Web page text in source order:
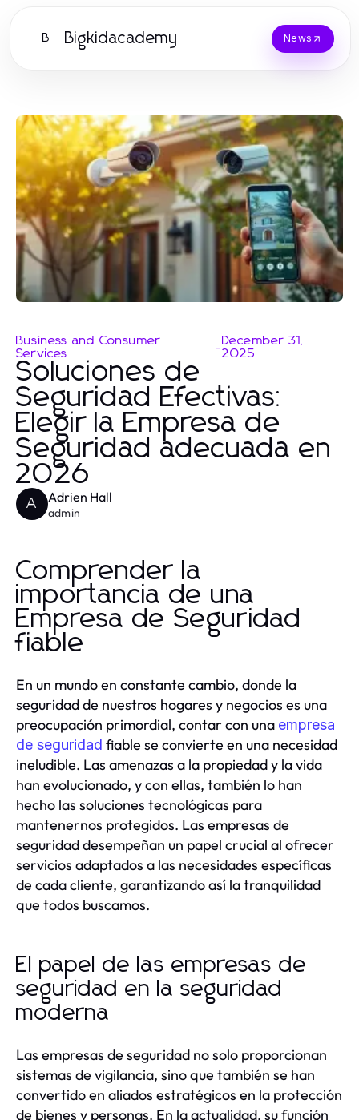
B Bigkidacademy News
Business and Consumer
Services
-December 31,
2025
Soluciones de
Seguridad Efectivas:
Elegir la Empresa de
Seguridad adecuada en
2026
A Adrien Hall
admin
Comprender la
importancia de una
Empresa de Seguridad
fiable
En un mundo en constante cambio, donde la
seguridad de nuestros hogares y negocios es una
preocupación primordial, contar con una empresa
de seguridad fiable se convierte en una necesidad
ineludible. Las amenazas a la propiedad y la vida
han evolucionado, y con ellas, también lo han
hecho las soluciones tecnológicas para
mantenernos protegidos. Las empresas de
seguridad desempeñan un papel crucial al ofrecer
servicios adaptados a las necesidades específicas
de cada cliente, garantizando así la tranquilidad
que todos buscamos.
El papel de las empresas de
seguridad en la seguridad
moderna
Las empresas de seguridad no solo proporcionan
sistemas de vigilancia, sino que también se han
convertido en aliados estratégicos en la protección
de bienes y personas. En la actualidad, su función